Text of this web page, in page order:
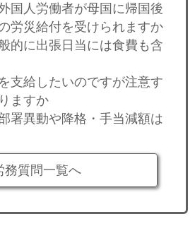
国人労働者が母国に帰国後
労災給付を受けられますか
的に出張日当には食費も含
支給したいのですが注意す
ますか
署異動や降格・手当減額は
務質問一覧へ